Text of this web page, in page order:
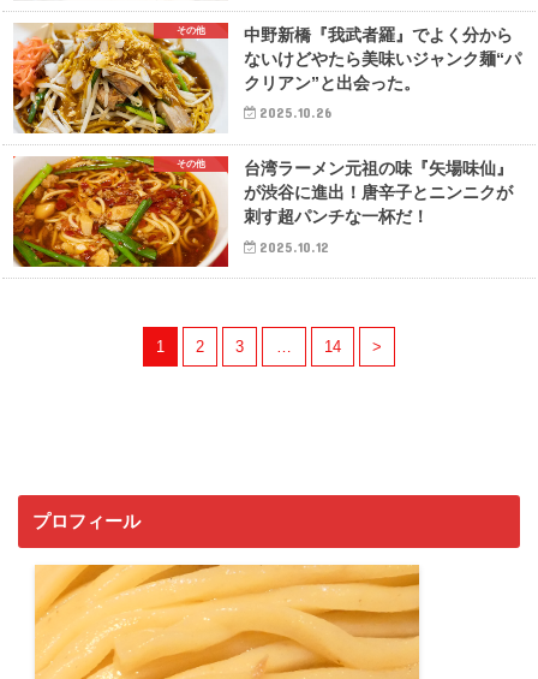
その他
中野新橋『我武者羅』でよく分から
ないけどやたら美味いジャンク麺“パ
クリアン”と出会った。
2025.10.26
その他
台湾ラーメン元祖の味『矢場味仙』
が渋谷に進出！唐辛子とニンニクが
刺す超パンチな一杯だ！
2025.10.12
1 2 3 … 14 >
プロフィール